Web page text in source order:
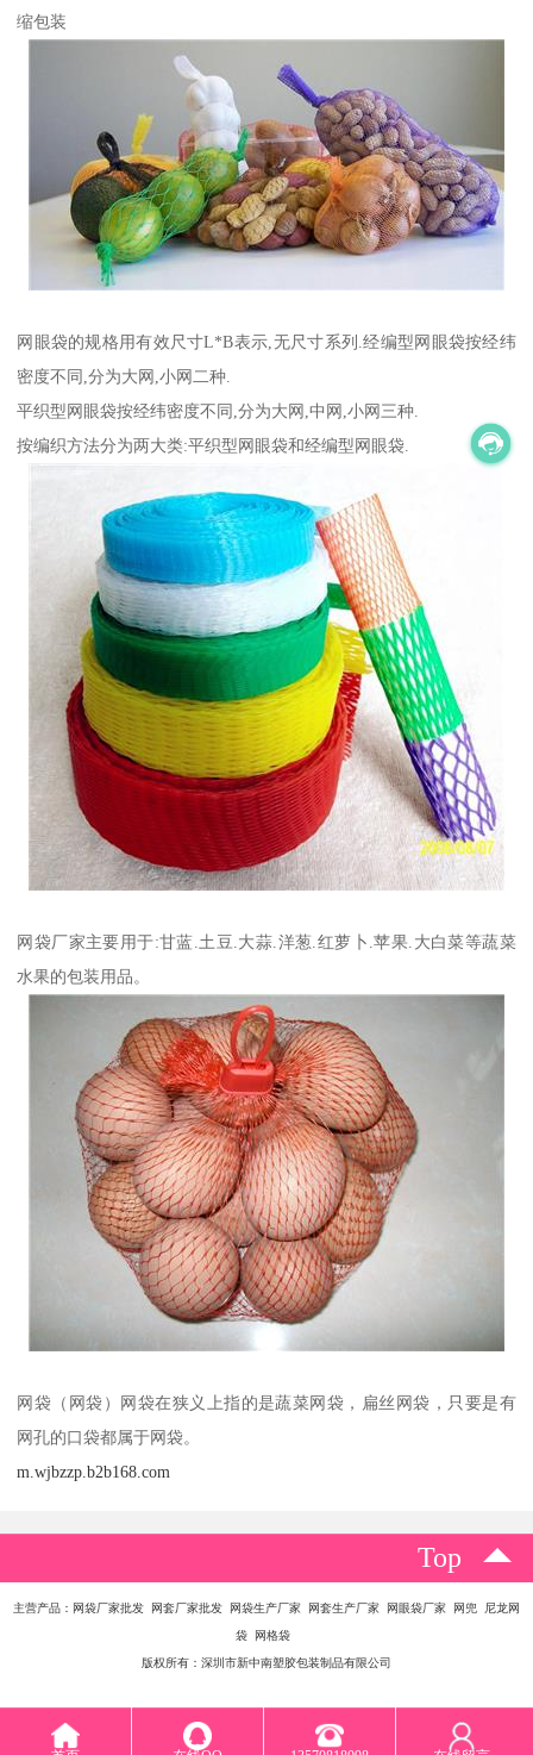
缩包装
网眼袋的规格用有效尺寸L*B表示,无尺寸系列.经编型网眼袋按经纬
密度不同,分为大网,小网二种.
平织型网眼袋按经纬密度不同,分为大网,中网,小网三种.
按编织方法分为两大类:平织型网眼袋和经编型网眼袋.
网袋厂家主要用于:甘蓝.土豆.大蒜.洋葱.红萝卜.苹果.大白菜等蔬菜
水果的包装用品。
网袋（网袋）网袋在狭义上指的是蔬菜网袋，扁丝网袋，只要是有
网孔的口袋都属于网袋。
m.wjbzzp.b2b168.com
Top
主营产品：网袋厂家批发 网套厂家批发 网袋生产厂家 网套生产厂家 网眼袋厂家 网兜 尼龙网
袋 网格袋
版权所有：深圳市新中南塑胶包装制品有限公司